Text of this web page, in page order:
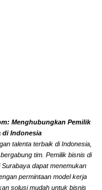
Menghubungkan Pemilik
di Indonesia
talenta terbaik di Indonesia,
tim. Pemilik bisnis di
dapat menemukan
permintaan model kerja
solusi mudah untuk bisnis